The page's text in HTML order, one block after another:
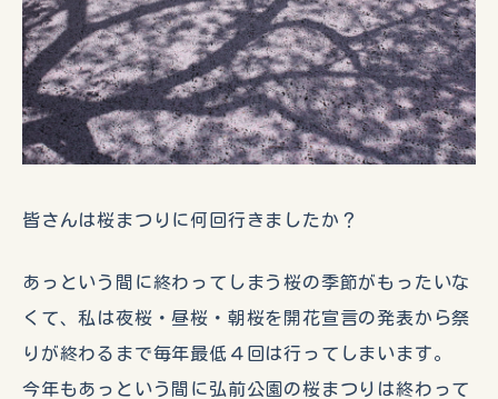
皆さんは桜まつりに何回行きましたか？
あっという間に終わってしまう桜の季節がもったいな
くて、私は夜桜・昼桜・朝桜を開花宣言の発表から祭
りが終わるまで毎年最低４回は行ってしまいます。
今年もあっという間に弘前公園の桜まつりは終わって